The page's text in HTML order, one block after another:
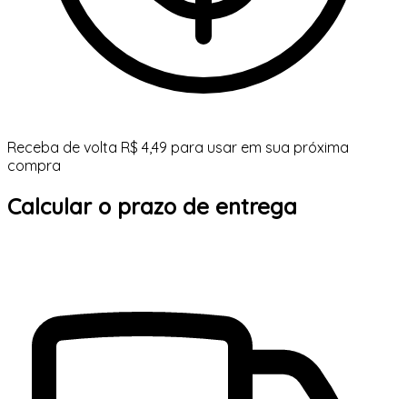
Receba de volta R$ 4,49 para usar em sua próxima
compra
Calcular o prazo de entrega